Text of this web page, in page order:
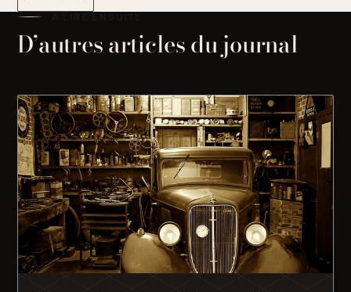
D’autres articles du journal